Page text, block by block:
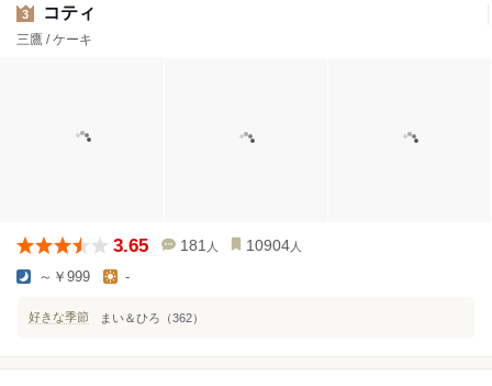
3 コティ
三鷹 / ケーキ
3.65 181 人 10904 人
～￥999 -
好きな季節 まい＆ひろ（362）